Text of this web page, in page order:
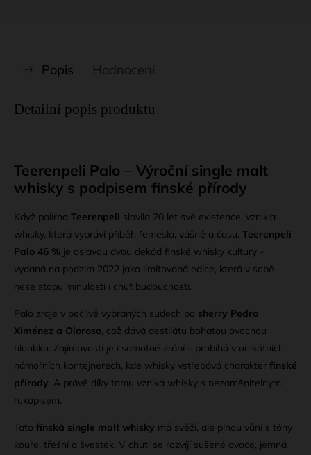
Popis Hodnocení
Detailní popis produktu
Teerenpeli Palo – Výroční single malt
whisky s podpisem finské přírody
Když palírna Teerenpeli slavila 20 let své existence, vznikla
whisky, která vypráví příběh řemesla, vášně a času. Teerenpeli
Palo 46 % je oslavou dvou dekád finské whisky kultury –
vydaná na podzim 2022 jako limitovaná edice, která v sobě
nese stopu minulosti i chuť budoucnosti.
Palo zraje v pečlivě vybraných sudech po sherry Pedro
Ximénez a Oloroso, což dává destilátu bohatou ovocnou
hloubku. Zajímavostí je i samotné zrání – probíhá v unikátních
námořních kontejnerech, kde whisky vstřebává charakter finské
přírody. A právě díky tomu vzniká whisky s nezaměnitelným
rukopisem.
Tato finská single malt whisky má svěží, ale plnou vůni s tóny
kouře, třešní a švestek. V chuti se rozvíjí sušené ovoce, jemná